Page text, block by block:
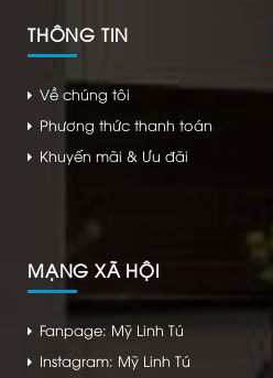
THÔNG TIN
Về chúng tôi
Phương thức thanh toán
Khuyến mãi & Ưu đãi
MẠNG XÃ HỘI
Fanpage: Mỹ Linh Tú
Instagram: Mỹ Linh Tú